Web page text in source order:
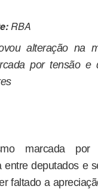
RBA
alteração na
por tensão e
marcada por
entre deputados e
faltado a